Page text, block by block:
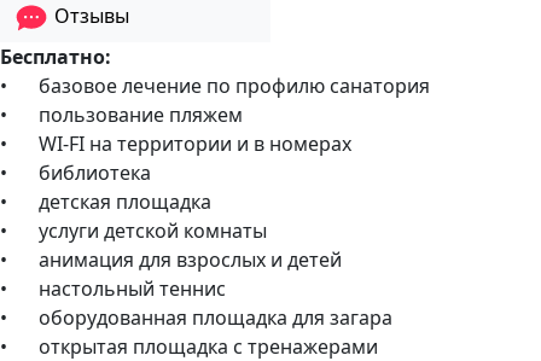
Отзывы
Бесплатно:
•
базовое лечение по профилю санатория
•
пользование пляжем
•
WI-FI на территории и в номерах
•
библиотека
•
детская площадка
•
услуги детской комнаты
•
анимация для взрослых и детей
•
настольный теннис
•
оборудованная площадка для загара
•
открытая площадка с тренажерами